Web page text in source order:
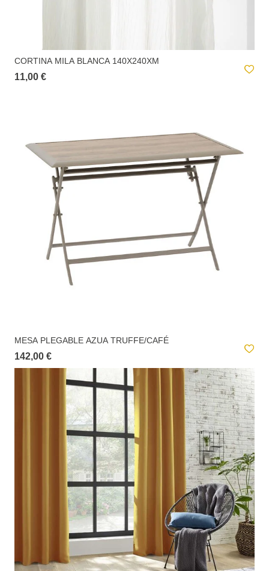
CORTINA MILA BLANCA 140X240XM
11,00 €
MESA PLEGABLE AZUA TRUFFE/CAFÉ
142,00 €